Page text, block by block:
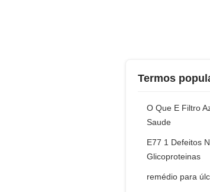
Termos
O Que E Filtro
Saude
E77 1 Defeitos
Glicoproteinas
remédio para